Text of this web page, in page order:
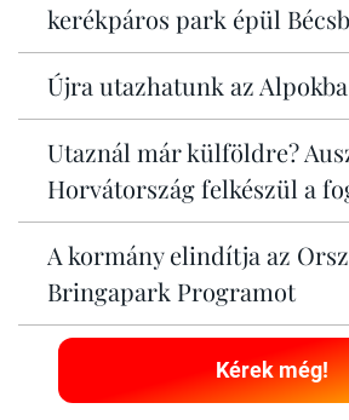
kerékpáros park épül
Újra utazhatunk az Alpokba
Utaznál már külföldre?
Horvátország felkészül a
A kormány elindítja az
Bringapark Programot
Kérek még!